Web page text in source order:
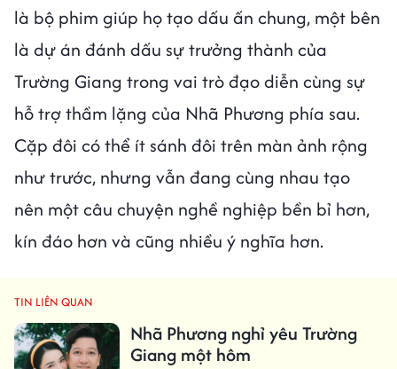
là bộ phim giúp họ tạo dấu ấn chung, một bên
là dự án đánh dấu sự trưởng thành của
Trường Giang trong vai trò đạo diễn cùng sự
hỗ trợ thầm lặng của Nhã Phương phía sau.
Cặp đôi có thể ít sánh đôi trên màn ảnh rộng
như trước, nhưng vẫn đang cùng nhau tạo
nên một câu chuyện nghề nghiệp bền bỉ hơn,
kín đáo hơn và cũng nhiều ý nghĩa hơn.
TIN LIÊN QUAN
Nhã Phương nghỉ yêu Trường
Giang một hôm